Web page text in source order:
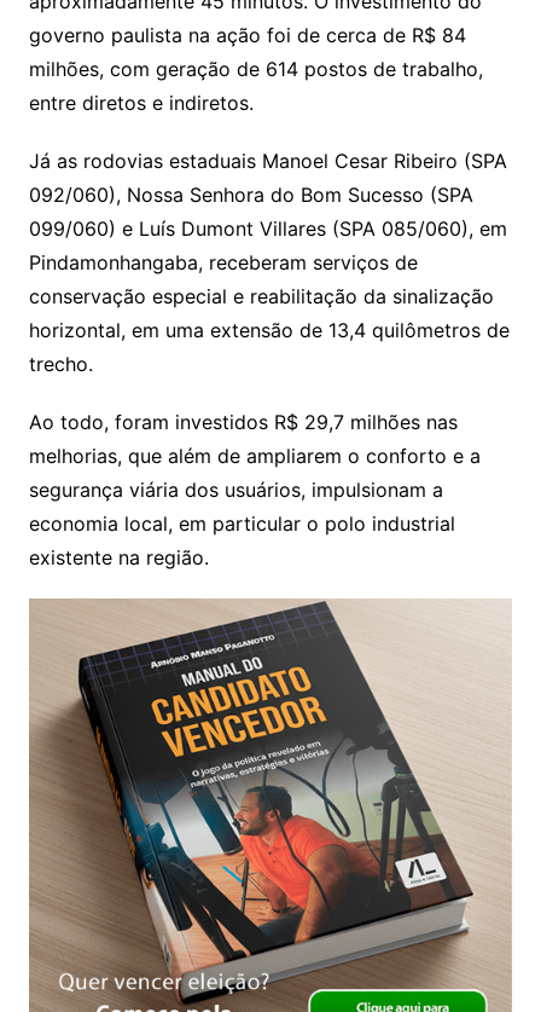
governo paulista na ação foi de cerca de R$ 84
milhões, com geração de 614 postos de trabalho,
entre diretos e indiretos.
Já as rodovias estaduais Manoel Cesar Ribeiro (SPA
092/060), Nossa Senhora do Bom Sucesso (SPA
099/060) e Luís Dumont Villares (SPA 085/060), em
Pindamonhangaba, receberam serviços de
conservação especial e reabilitação da sinalização
horizontal, em uma extensão de 13,4 quilômetros de
trecho.
Ao todo, foram investidos R$ 29,7 milhões nas
melhorias, que além de ampliarem o conforto e a
segurança viária dos usuários, impulsionam a
economia local, em particular o polo industrial
existente na região.